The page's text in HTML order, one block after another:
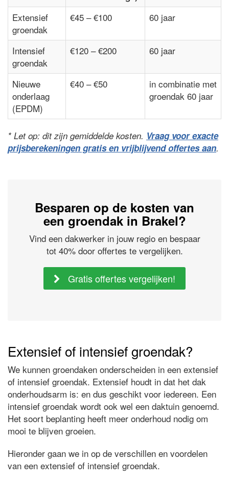
Extensief
groendak
€45 – €100 60 jaar
Intensief
groendak
€120 – €200 60 jaar
Nieuwe
onderlaag
(EPDM)
€40 – €50
in combinatie met
groendak 60 jaar
* Let op: dit zijn gemiddelde kosten. Vraag voor exacte
prijsberekeningen gratis en vrijblijvend offertes aan.
Besparen op de kosten van
een groendak in Brakel?
Vind een dakwerker in jouw regio en bespaar
tot 40% door offertes te vergelijken.
Gratis offertes vergelijken!
Extensief of intensief groendak?
We kunnen groendaken onderscheiden in een extensief
of intensief groendak. Extensief houdt in dat het dak
onderhoudsarm is: en dus geschikt voor iedereen. Een
intensief groendak wordt ook wel een daktuin genoemd.
Het soort beplanting heeft meer onderhoud nodig om
mooi te blijven groeien.
Hieronder gaan we in op de verschillen en voordelen
van een extensief of intensief groendak.